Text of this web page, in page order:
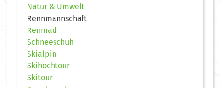
Natur & Umwelt
Rennmannschaft
Rennrad
Schneeschuh
Skialpin
Skihochtour
Skitour